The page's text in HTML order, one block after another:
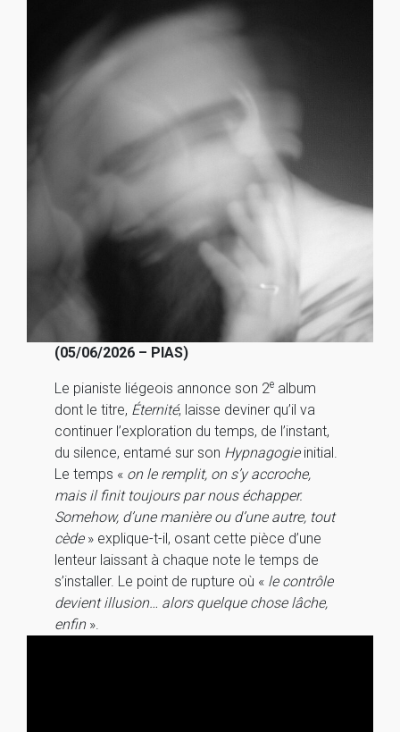
(05/06/2026 – PIAS)
Le pianiste liégeois annonce son 2e album
dont le titre, Éternité, laisse deviner qu’il va
continuer l’exploration du temps, de l’instant,
du silence, entamé sur son Hypnagogieinitial.
Le temps « on le remplit, on s’y accroche,
mais il finit toujours par nous échapper.
Somehow, d’une manière ou d’une autre, tout
cède » explique-t-il, osant cette pièce d’une
lenteur laissant à chaque note le temps de
s’installer. Le point de rupture où « le contrôle
devient illusion… alors quelque chose lâche,
enfin».